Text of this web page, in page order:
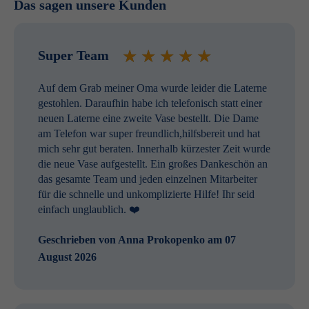
Das sagen unsere Kunden
Super Team
Auf dem Grab meiner Oma wurde leider die Laterne
gestohlen. Daraufhin habe ich telefonisch statt einer
neuen Laterne eine zweite Vase bestellt. Die Dame
am Telefon war super freundlich,hilfsbereit und hat
mich sehr gut beraten. Innerhalb kürzester Zeit wurde
die neue Vase aufgestellt. Ein großes Dankeschön an
das gesamte Team und jeden einzelnen Mitarbeiter
für die schnelle und unkomplizierte Hilfe! Ihr seid
einfach unglaublich. ❤️
Geschrieben von Anna Prokopenko am 07
August 2026